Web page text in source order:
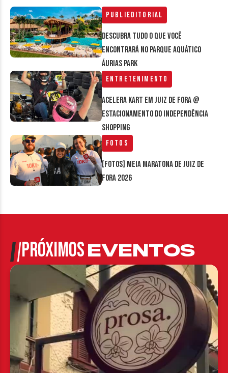
Publieditorial
Descubra tudo o que você
encontrará no parque aquático
Áurias Park
Entretenimento
Acelera Kart em Juiz de Fora @
estacionamento do Independência
Shopping
Fotos
[FOTOS] Meia Maratona de Juiz de
Fora 2026
PRÓXIMOSEVENTOS